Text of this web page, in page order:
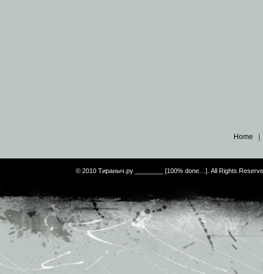
Home
© 2010 Тираныч.ру ________ [100% done…]. All Rights